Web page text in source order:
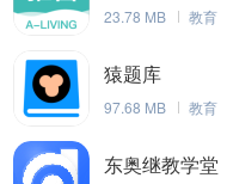
23.78 MB 教育
猿题库
97.68 MB 教育
东奥继教学堂